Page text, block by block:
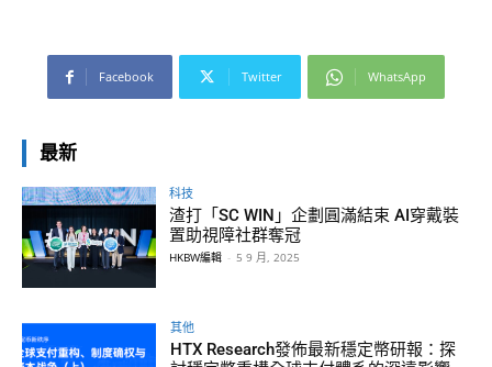
Facebook Twitter WhatsApp
最新
科技
渣打「SC WIN」企劃圓滿結束 AI穿戴裝
置助視障社群奪冠
HKBW編輯 - 5 9 月, 2025
其他
HTX Research發佈最新穩定幣研報：探